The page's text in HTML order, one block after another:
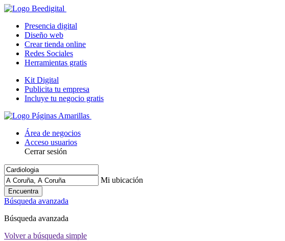
Presencia digital
Diseño web
Crear tienda online
Redes Sociales
Herramientas gratis
Kit Digital
Publicita tu empresa
Incluye tu negocio gratis
Área de negocios
Acceso usuarios
Cerrar sesión
Mi ubicación
Encuentra
Búsqueda avanzada
Búsqueda avanzada
Volver a búsqueda simple